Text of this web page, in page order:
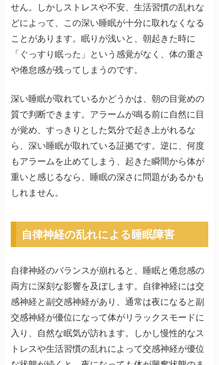
せん。しかしストレスや不安、生活習慣の乱れな
どによって、この深い睡眠が十分に取れなくなる
ことがあります。眠りが浅いと、朝起きた時に
「ぐっすり眠った」という感覚がなく、体の重さ
や倦怠感が残ってしまうのです。
深い睡眠が取れているかどうかは、朝の目覚めの
質で判断できます。アラームが鳴る前に自然に目
が覚め、すっきりとした気分で起き上がれるな
ら、深い睡眠が取れている証拠です。逆に、何度
もアラームを止めてしまう、起きた瞬間から体が
重いと感じるなら、睡眠の深さに問題があるかも
しれません。
自律神経の乱れによる睡眠障害
自律神経のバランスが崩れると、睡眠と倦怠感の
両方に深刻な影響を及ぼします。自律神経には交
感神経と副交感神経があり、通常は夜になると副
交感神経が優位になって体がリラックスモードに
入り、自然な眠気が訪れます。しかし慢性的なス
トレスや生活習慣の乱れによって交感神経が優位